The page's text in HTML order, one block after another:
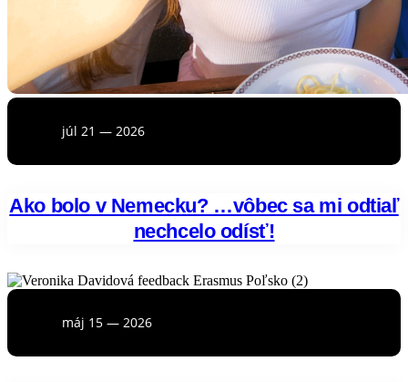
júl 21 — 2026
Ako bolo v Nemecku? …vôbec sa mi odtiaľ
nechcelo odísť!
máj 15 — 2026